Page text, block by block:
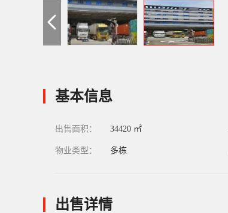
基本信息
出售面积： 34420 ㎡
物业类型： 多栋
出售详情